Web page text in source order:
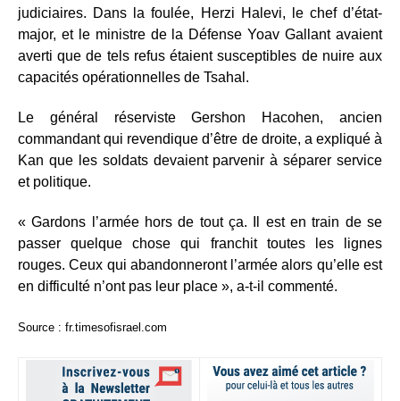
judiciaires. Dans la foulée, Herzi Halevi, le chef d’état-
major, et le ministre de la Défense Yoav Gallant avaient
averti que de tels refus étaient susceptibles de nuire aux
capacités opérationnelles de Tsahal.
Le général réserviste Gershon Hacohen, ancien
commandant qui revendique d’être de droite, a expliqué à
Kan que les soldats devaient parvenir à séparer service
et politique.
« Gardons l’armée hors de tout ça. Il est en train de se
passer quelque chose qui franchit toutes les lignes
rouges. Ceux qui abandonneront l’armée alors qu’elle est
en difficulté n’ont pas leur place », a-t-il commenté.
Source : fr.timesofisrael.com